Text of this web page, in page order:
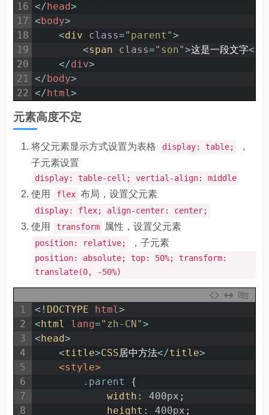
16
17
18
19
20
21
22
</head>
<body>
<div class="parent">
<span class="son">这是一段文字<
</div>
</body>
</html>
元素高度不定
将父元素显示方式设置为表格 display: table;
，
子元素设置
display: table-cell; vertial-align: middle
使用 flex 布局，设置父元素
display: flex; align-center: center;
使用 transform 属性，设置父元素
position: relative; ，子元素
position: absolute; top: 50%; transform:
translate(0, -50%)
1
2
3
4
5
6
7
8
< ! DOCTYPE html>
<html lang="zh-CN">
<head>
<title>CSS居中方法</title>
<style>
.parent {
width : 400px ;
height : 400px ;